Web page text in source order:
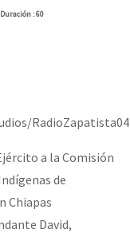
libertad de Jesús
no Estado Espanhol
Duración: 60
a la Comisión
de
Chiapas
David,